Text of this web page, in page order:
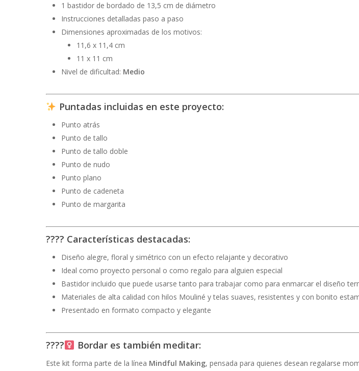
1 bastidor de bordado de 13,5 cm de diámetro
Instrucciones detalladas paso a paso
Dimensiones aproximadas de los motivos:
11,6 x 11,4 cm
11 x 11 cm
Nivel de dificultad: Medio
Puntadas incluidas en este proyecto:
Punto atrás
Punto de tallo
Punto de tallo doble
Punto de nudo
Punto plano
Punto de cadeneta
Punto de margarita
???? Características destacadas:
Diseño alegre, floral y simétrico con un efecto relajante y decorativo
Ideal como proyecto personal o como regalo para alguien especial
Bastidor incluido que puede usarse tanto para trabajar como para enmarcar el diseño
Materiales de alta calidad con hilos Mouliné y telas suaves, resistentes y con bonito
Presentado en formato compacto y elegante
????‍ Bordar es también meditar:
Este kit forma parte de la línea Mindful Making, pensada para quienes desean regalarse